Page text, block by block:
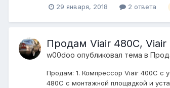
29 января, 2018 2 ответа
Продам Viair 480C, Viair
w00doo опубликовал тема в
Продам: 1. Компрессор Viair 400С с
480С с монтажной площадкой и